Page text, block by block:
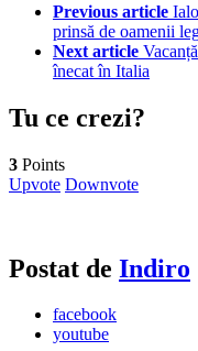
Previous article
prinsă de oamenii
Next article
înecat în Italia
Tu ce crezi?
3 Points
Upvote Downvote
Postat de Indiro
facebook
youtube